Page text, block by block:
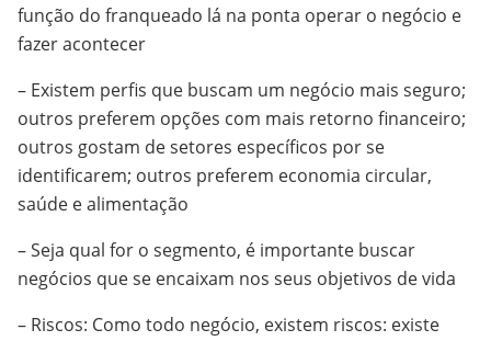
função do franqueado lá na ponta operar o negócio e
fazer acontecer
– Existem perfis que buscam um negócio mais seguro;
outros preferem opções com mais retorno financeiro;
outros gostam de setores específicos por se
identificarem; outros preferem economia circular,
saúde e alimentação
– Seja qual for o segmento, é importante buscar
negócios que se encaixam nos seus objetivos de vida
– Riscos: Como todo negócio, existem riscos: existe